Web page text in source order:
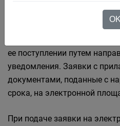
заявке присваивается
времени приема. В течение
ее поступлении путем
уведомления. Заявки с
документами, поданные с
срока, на электронной
При подаче заявки на
OK